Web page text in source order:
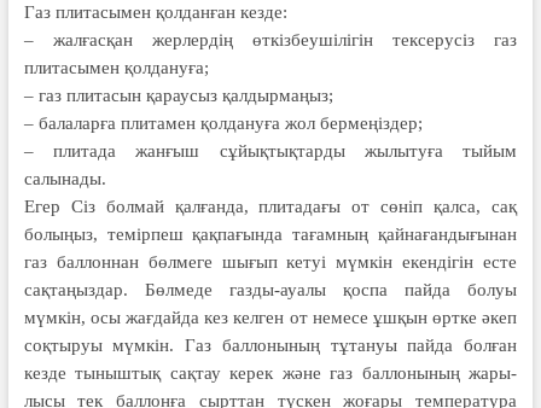
Газ плитасымен қолданған кезде:
– жалғасқан жерлердің өткізбеу­ші­лігін тексерусіз газ
плитасымен қолда­нуға;
– газ плитасын қараусыз қалдыр­ма­ңыз;
– балаларға плитамен қолдануға жол бермеңіздер;
– плитада жанғыш сұйықтықтарды жылытуға тыйым
салынады.
Егер Сіз болмай қалғанда, плитадағы от сөніп қалса, сақ
болыңыз, темірпеш қақпағында тағамның қайнағандығынан
газ баллоннан бөлмеге шығып кетуі мүмкін екендігін есте
сақтаңыздар. Бөлмеде газды-ауалы қоспа пайда болуы
мүмкін, осы жағдайда кез келген от немесе ұшқын өртке әкеп
соқтыруы мүмкін. Газ баллонының тұтануы пайда болған
кезде тыныштық сақтау керек және газ баллонының жары­
лысы тек баллонға сырттан түс­кен жоғары температура